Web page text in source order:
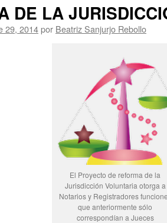
DE LA
29, 2014por Beatriz Sanjurjo Rebollo
El Proyecto de reforma de la
Jurisdicción Voluntaria otorga a
Notarios y Registradores
que anteriormente sólo
correspondían a Jueces